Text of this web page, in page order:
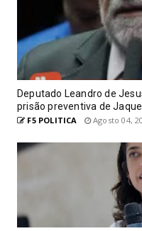
Deputado Leandro de
prisão preventiva de
F5 POLITICA Agosto 04,